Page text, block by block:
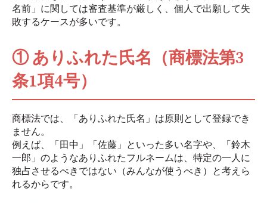
名前」に関しては審査基準が厳しく、個人で出願して失
敗するケースが多いです。
① ありふれた氏名（商標法第3
条1項4号）
商標法では、「ありふれた氏名」は原則として登録でき
ません。
例えば、「田中」「佐藤」といった多い名字や、「鈴木
一郎」のようなありふれたフルネームは、特定の一人に
独占させるべきではない（みんなが使うべき）と考えら
れるからです。